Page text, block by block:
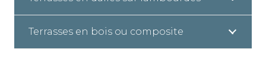
Terrasses en bois ou composite